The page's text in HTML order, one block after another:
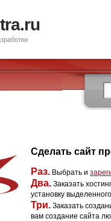
Сделать сайт
Раз. Выбрать и
Два. Заказать
установку
Три. Заказать
вам создание сайта